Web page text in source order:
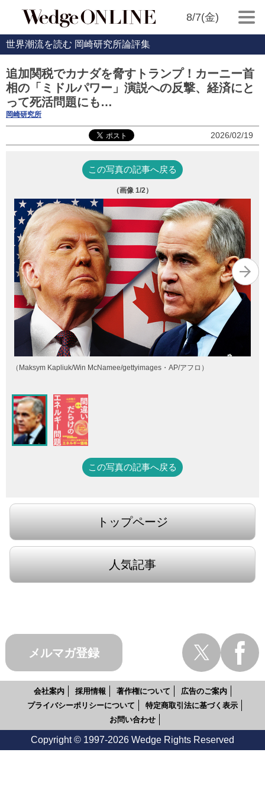
8/7(金)
世界潮流を読む 岡崎研究所論評集
追加関税でカナダを脅すトランプ！カーニー首
相の「ミドルパワー」演説への反撃、経済にと
って死活問題にも…
岡崎研究所
2026/02/19
この写真の記事へ戻る
（画像 1/2）
（Maksym Kapliuk/Win McNamee/gettyimages・AP/アフロ）
この写真の記事へ戻る
トップページ
人気記事
メルマガ登録
会社案内 採用情報 著作権について
広告のご案内
プライバシーポリシーについて
特定商取引法に基づく表示
お問い合わせ
Copyright © 1997-2026 Wedge Rights Reserved